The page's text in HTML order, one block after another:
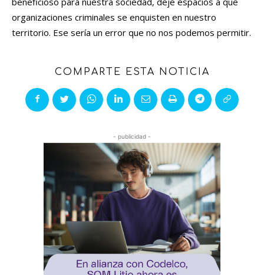
organizaciones criminales se enquisten en nuestro
territorio. Ese sería un error que no nos podemos permitir.
COMPARTE ESTA NOTICIA
- publicidad -